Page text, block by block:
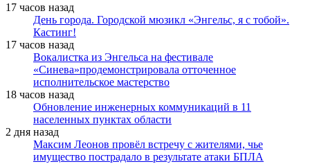
17 часов назад
День города. Городской мюзикл «Энгельс, я с тобой».
Кастинг!
17 часов назад
Вокалистка из Энгельса на фестивале
«Синева»продемонстрировала отточенное
исполнительское мастерство
18 часов назад
Обновление инженерных коммуникаций в 11
населенных пунктах области
2 дня назад
Максим Леонов провёл встречу с жителями, чье
имущество пострадало в результате атаки БПЛА